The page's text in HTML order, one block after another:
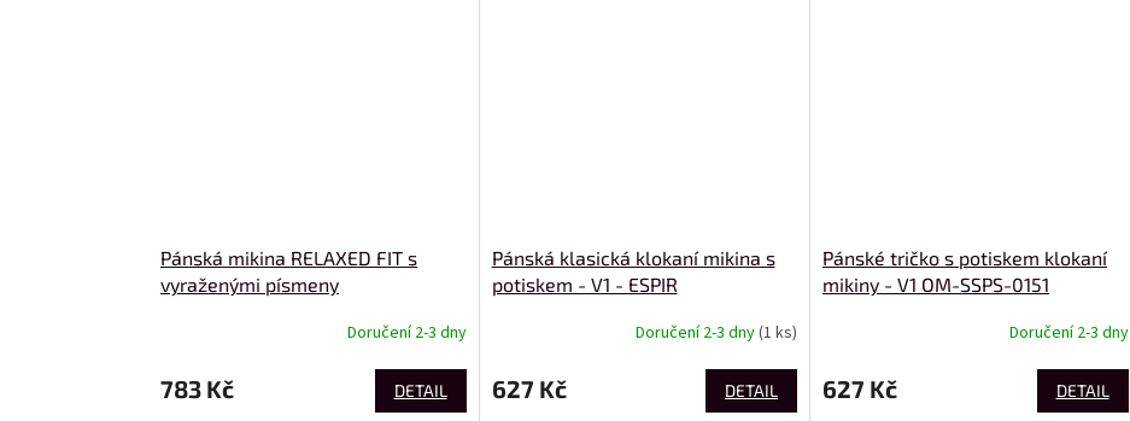
Pánská mikina RELAXED FIT s
vyraženými písmeny
Doručení 2-3 dny
783 Kč DETAIL
Pánská klasická klokaní mikina s
potiskem - V1 - ESPIR
Doručení 2-3 dny(1 ks)
627 Kč DETAIL
Pánské tričko s potiskem klokaní
mikiny - V1 OM-SSPS-0151
Doručení 2-3 dny
627 Kč DETAIL